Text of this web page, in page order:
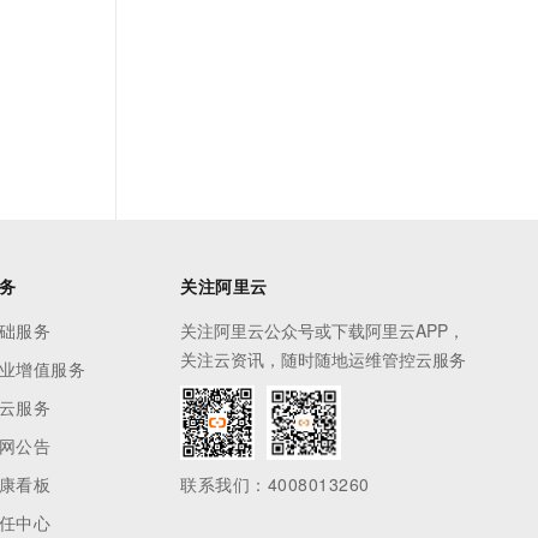
服务
增值服务
服务
公告
看板
中心
关注阿里云
关注阿里云公众号或下载阿里云APP，
关注云资讯，随时随地运维管控云服务
联系我们：4008013260